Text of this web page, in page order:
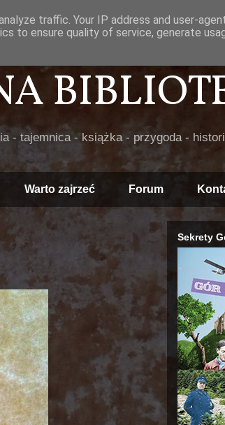
- tajemnica - książka - przygoda -
Warto zajrzeć Forum
Sekrety
traffic. Your IP address and user-
to ensure quality of service, generate